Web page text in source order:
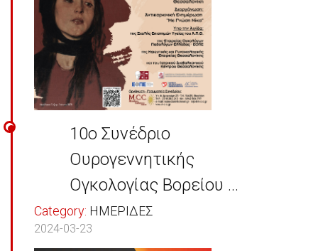
10ο Συνέδριο
Ουρογεννητικής
Ογκολογίας Βορείου ...
Category: ΗΜΕΡΙΔΕΣ
2024-03-23